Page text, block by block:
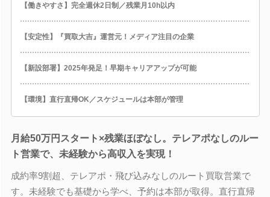
【働きやすさ】完全週休2日制／残業月10h以内
【安定性】『買取大吉』運営元！メディア注目の企業
【新設部署】2025年発足！早期キャリアアップが可能
【環境】直行直帰OK／スケジュールは本部が管理
月給50万円スタート×残業ほぼなし。テレアポなしのルー
ト営業で、未経験から高収入を実現！
成約率9割超、テレアポ・飛び込みなしのルート買取営業で
す。未経験でも基礎から学べ、予約は本部が取得。直行直帰